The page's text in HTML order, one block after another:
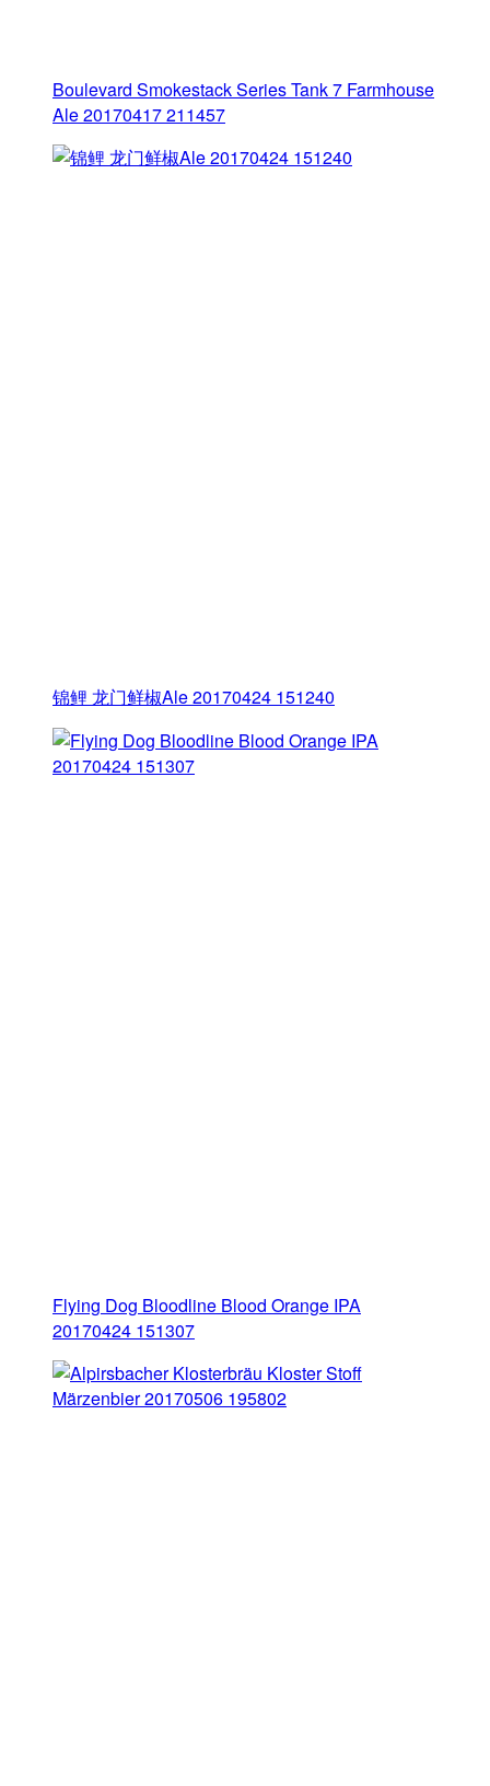
Boulevard Smokestack Series Tank 7 Farmhouse
Ale 20170417 211457
锦鲤 龙门鲜椒Ale 20170424 151240
Flying Dog Bloodline Blood Orange IPA
20170424 151307